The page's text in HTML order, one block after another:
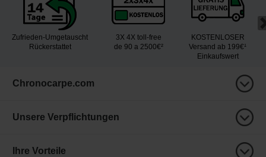
Zufrieden-Umgetauscht
Rückerstattet
3X 4X toll-free
de 90 a 2500€²
KOSTENLOSER
Versand ab 199€¹
Einkaufswert
Chronocarpe.com
Unsere Verpflichtungen
Ihre Vorteile